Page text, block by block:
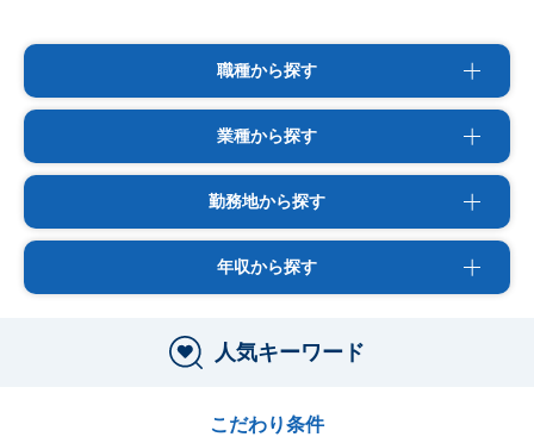
職種から探す
業種から探す
勤務地から探す
年収から探す
人気キーワード
こだわり条件